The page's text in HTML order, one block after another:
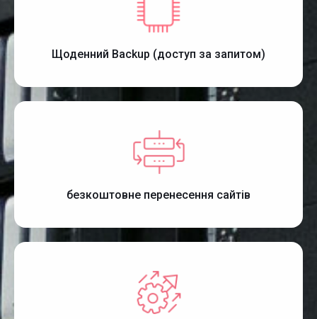
Щоденний Backup (доступ за запитом)
безкоштовне перенесення сайтів